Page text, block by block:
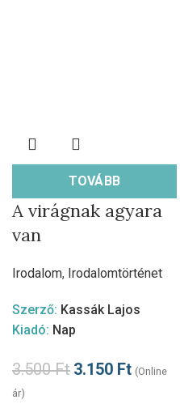
TOVÁBB
A virágnak agyara
van
Irodalom, Irodalomtörténet
Szerző: Kassák Lajos
Kiadó: Nap
3.500Ft 3.150 Ft (Online
ár)